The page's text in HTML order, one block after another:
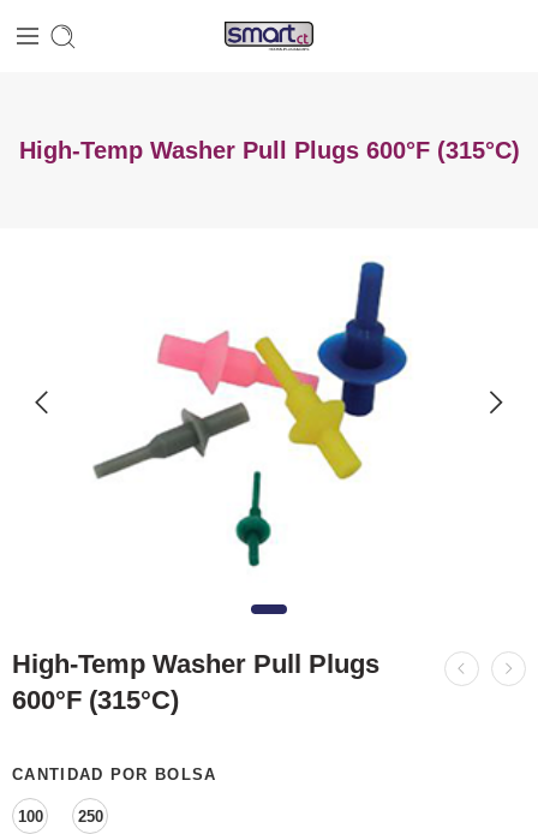
High-Temp Washer Pull Plugs 600°F (315°C)
High-Temp Washer Pull Plugs
600°F (315°C)
CANTIDAD POR BOLSA
100 250